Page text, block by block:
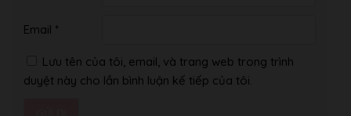
Email *
Lưu tên của tôi, email, và trang web trong trình
duyệt này cho lần bình luận kế tiếp của tôi.